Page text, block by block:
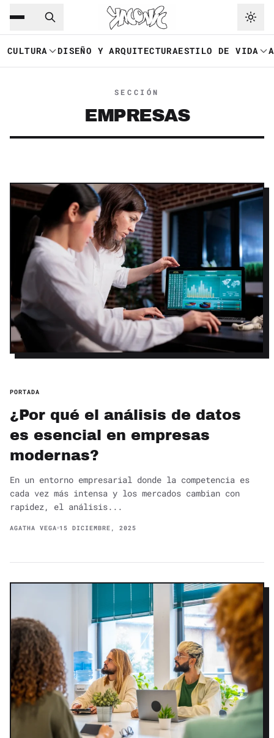
Saltar al contenido principal
CULTURA DISEÑO Y ARQUITECTURAESTILO DE VIDA
SECCIÓN
EMPRESAS
PORTADA
¿Por qué el análisis de datos
es esencial en empresas
modernas?
En un entorno empresarial donde la competencia es
cada vez más intensa y los mercados cambian con
rapidez, el análisis...
AGATHA VEGA 15 DICIEMBRE, 2025